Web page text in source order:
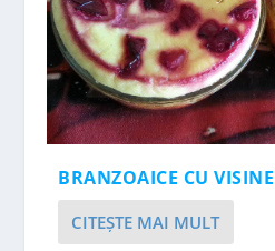
BRANZOAICE CU VISINE
CITEŞTE MAI MULT